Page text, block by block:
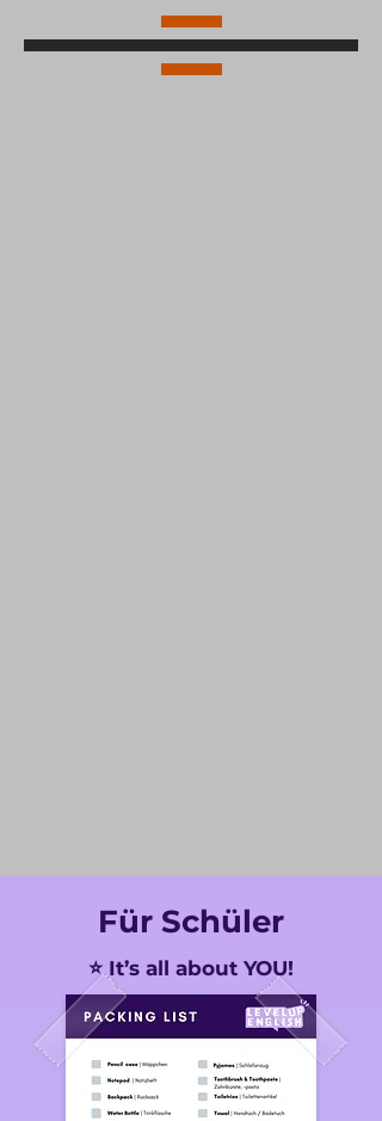
Für Schüler
⭐ It’s all about YOU!